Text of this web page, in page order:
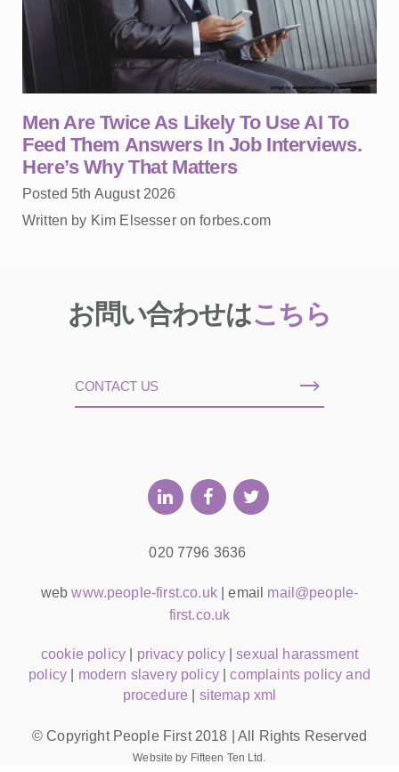
Men Are Twice As Likely To Use AI To
Feed Them Answers In Job Interviews.
Here’s Why That Matters
Posted 5th August 2026
Written by Kim Elsesser on forbes.com
お問い合わせはこちら
CONTACT US
020 7796 3636
webwww.people-first.co.uk| email mail@people-
first.co.uk
cookie policy privacy policy|sexual harassment
policy
modern slavery policy|complaints policy and
procedure
sitemap xml
© Copyright People First 2018 | All Rights Reserved
Website by Fifteen Ten Ltd.